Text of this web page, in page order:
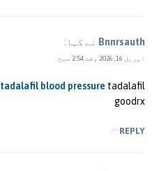
Bnnrsauth نے کہا:
اپریل 16, 2026 وقت 2:54 صبح
tadalafil blood pressure tadalafil
goodrx
REPLY